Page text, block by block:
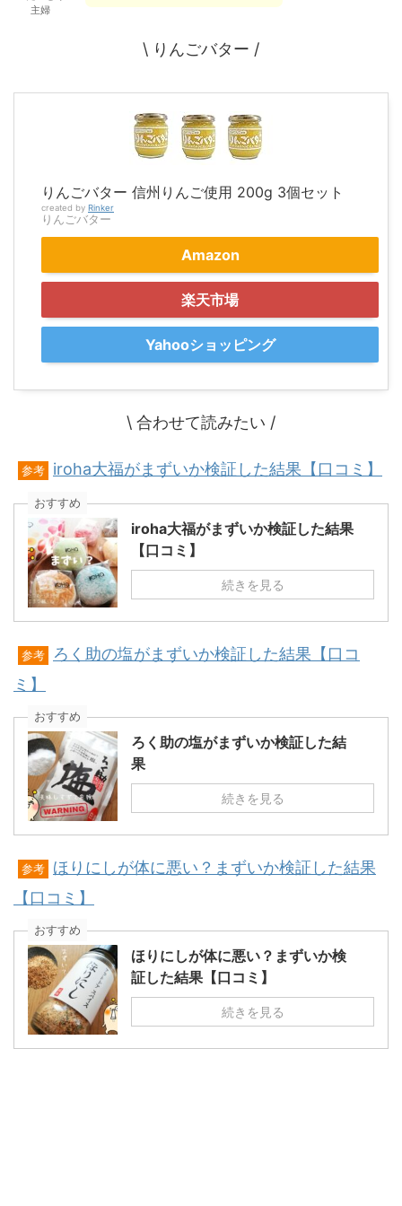
主婦
\ りんごバター /
りんごバター 信州りんご使用 200g 3個セット
created by Rinker
りんごバター
Amazon
楽天市場
Yahooショッピング
\ 合わせて読みたい /
参考 iroha大福がまずいか検証した結果【口コミ】
おすすめ
iroha大福がまずいか検証した結果
【口コミ】
続きを見る
参考
ろく助の塩がまずいか検証した結果【口コ
ミ】
おすすめ
ろく助の塩がまずいか検証した結
果
続きを見る
参考
ほりにしが体に悪い？まずいか検証した結果
【口コミ】
おすすめ
ほりにしが体に悪い？まずいか検
証した結果【口コミ】
続きを見る